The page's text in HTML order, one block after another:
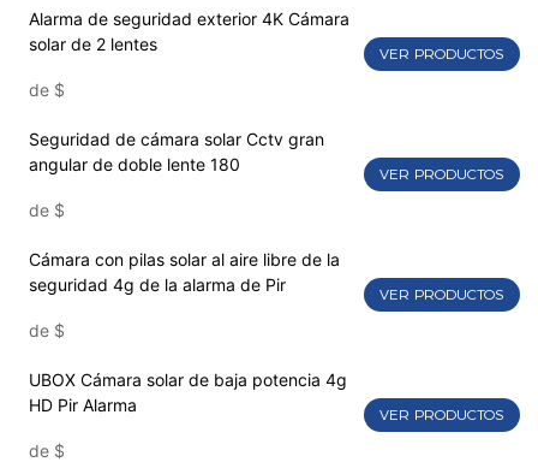
Alarma de seguridad exterior 4K Cámara
solar de 2 lentes
de $
VER PRODUCTOS
Seguridad de cámara solar Cctv gran
angular de doble lente 180
de $
VER PRODUCTOS
Cámara con pilas solar al aire libre de la
seguridad 4g de la alarma de Pir
de $
VER PRODUCTOS
UBOX Cámara solar de baja potencia 4g
HD Pir Alarma
de $
VER PRODUCTOS